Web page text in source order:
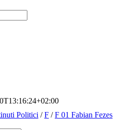
Politici /F /F 01 Fabian Fezes